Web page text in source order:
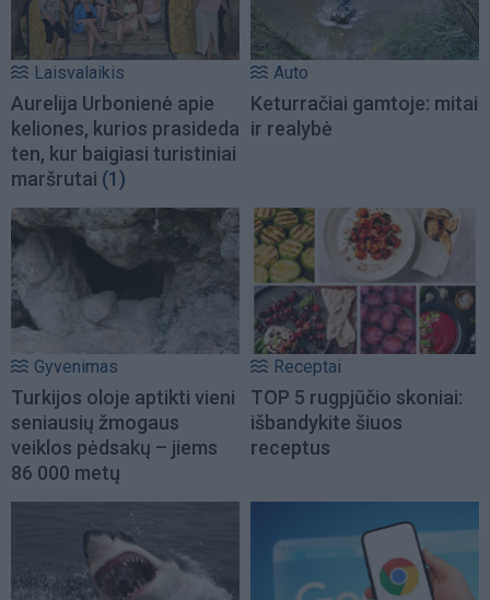
Laisvalaikis
Aurelija Urbonienė apie
keliones, kurios prasideda
ten, kur baigiasi turistiniai
maršrutai (1)
Auto
Keturračiai gamtoje: mitai
ir realybė
Gyvenimas
Turkijos oloje aptikti vieni
seniausių žmogaus
veiklos pėdsakų – jiems
86 000 metų
Receptai
TOP 5 rugpjūčio skoniai:
išbandykite šiuos
receptus